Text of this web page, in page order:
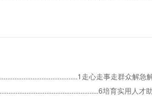
走心走事走群众解急
培育实用人才